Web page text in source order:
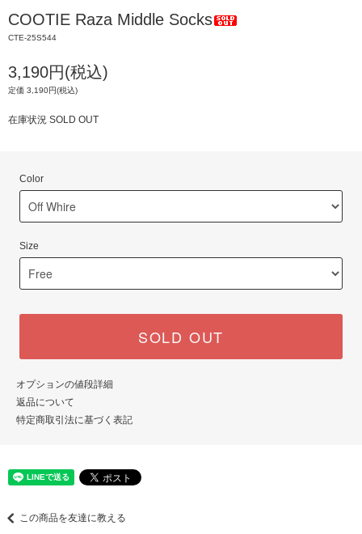
COOTIE Raza Middle Socks
CTE-25S544
3,190円(税込)
定価 3,190円(税込)
在庫状況 SOLD OUT
Color
Size
SOLD OUT
オプションの値段詳細
返品について
特定商取引法に基づく表記
この商品を友達に教える